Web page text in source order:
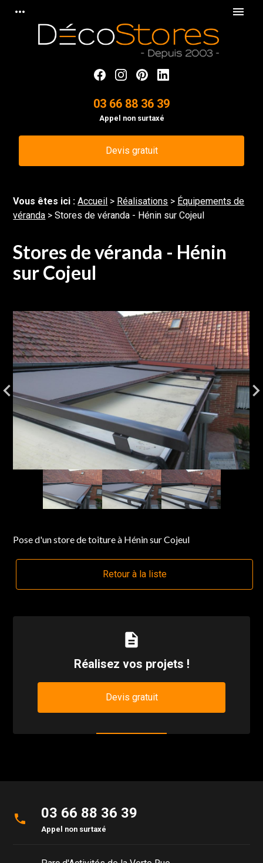
more_horiz menu
03 66 88 36 39
Appel non surtaxé
Devis gratuit
Vous êtes ici :Accueil > Réalisations > Équipements de
véranda >Stores de véranda - Hénin sur Cojeul
Stores de véranda - Hénin
sur Cojeul
Pose d'un store de toiture à Hénin sur Cojeul
Retour à la liste
description
Réalisez vos projets !
Devis gratuit
phone 03 66 88 36 39
Appel non surtaxé